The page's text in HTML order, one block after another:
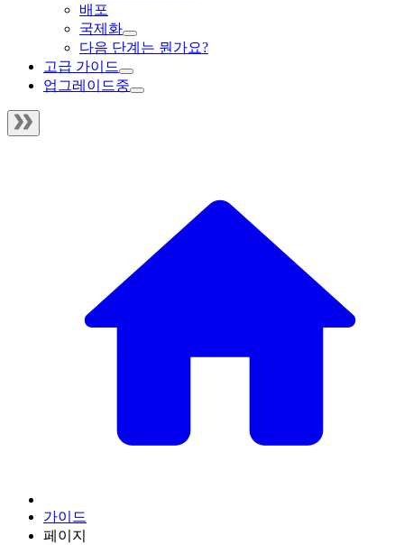
배포
국제화
다음 단계는 뭔가요?
고급 가이드
업그레이드중
가이드
페이지